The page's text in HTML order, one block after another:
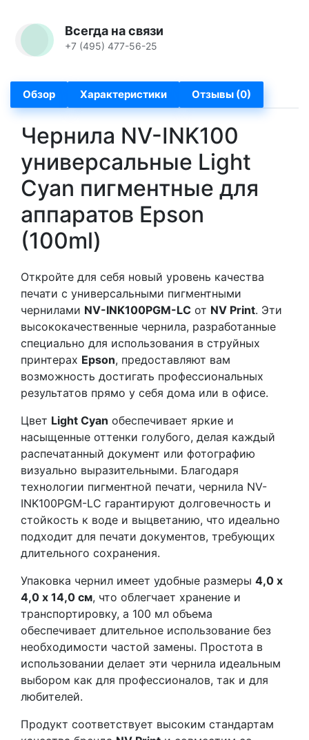
Всегда на связи
+7 (495) 477-56-25
Обзор Характеристики Отзывы (0)
Чернила NV-INK100
универсальные Light
Cyan пигментные для
аппаратов Epson
(100ml)
Откройте для себя новый уровень качества
печати с универсальными пигментными
чернилами NV-INK100PGM-LC от NV Print. Эти
высококачественные чернила, разработанные
специально для использования в струйных
принтерах Epson, предоставляют вам
возможность достигать профессиональных
результатов прямо у себя дома или в офисе.
Цвет Light Cyan обеспечивает яркие и
насыщенные оттенки голубого, делая каждый
распечатанный документ или фотографию
визуально выразительными. Благодаря
технологии пигментной печати, чернила NV-
INK100PGM-LC гарантируют долговечность и
стойкость к воде и выцветанию, что идеально
подходит для печати документов, требующих
длительного сохранения.
Упаковка чернил имеет удобные размеры 4,0 х
4,0 х 14,0 см, что облегчает хранение и
транспортировку, а 100 мл объема
обеспечивает длительное использование без
необходимости частой замены. Простота в
использовании делает эти чернила идеальным
выбором как для профессионалов, так и для
любителей.
Продукт соответствует высоким стандартам